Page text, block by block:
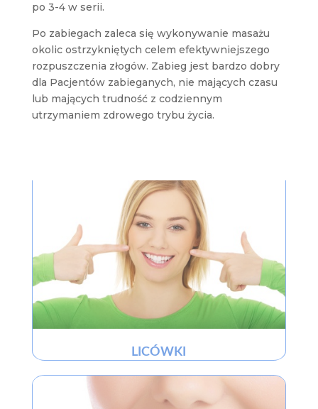
po 3-4 w serii.
Po zabiegach zaleca się wykonywanie masażu
okolic ostrzykniętych celem efektywniejszego
rozpuszczenia złogów. Zabieg jest bardzo dobry
dla Pacjentów zabieganych, nie mających czasu
lub mających trudność z codziennym
utrzymaniem zdrowego trybu życia.
LICÓWKI